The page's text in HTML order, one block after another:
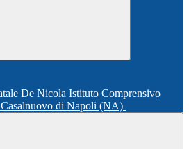
Istituto Comprensivo
Casalnuovo di Napoli (NA)